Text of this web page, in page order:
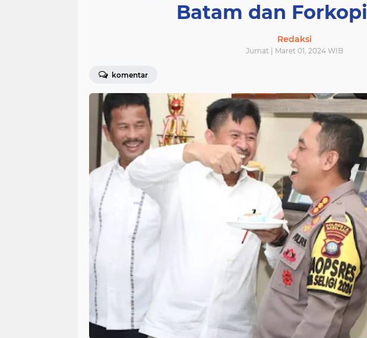
Batam dan
Redaksi
Jumat | Maret 01, 2024 WIB
komentar